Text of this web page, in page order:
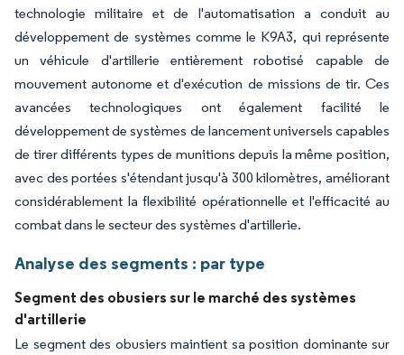
technologie militaire et de l'automatisation a conduit au
développement de systèmes comme le K9A3, qui représente
un véhicule d'artillerie entièrement robotisé capable de
mouvement autonome et d'exécution de missions de tir. Ces
avancées technologiques ont également facilité le
développement de systèmes de lancement universels capables
de tirer différents types de munitions depuis la même position,
avec des portées s'étendant jusqu'à 300 kilomètres, améliorant
considérablement la flexibilité opérationnelle et l'efficacité au
combat dans le secteur des systèmes d'artillerie.
Analyse des segments : par type
Segment des obusiers sur le marché des systèmes
d'artillerie
Le segment des obusiers maintient sa position dominante sur